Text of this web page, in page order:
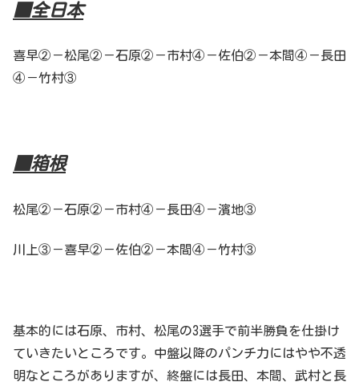
■全日本
喜早②－松尾②－石原②－市村④－佐伯②－本間④－長田
④－竹村③
■箱根
松尾②－石原②－市村④－長田④－濱地③
川上③－喜早②－佐伯②－本間④－竹村③
基本的には石原、市村、松尾の3選手で前半勝負を仕掛け
ていきたいところです。中盤以降のパンチ力にはやや不透
明なところがありますが、終盤には長田、本間、武村と長